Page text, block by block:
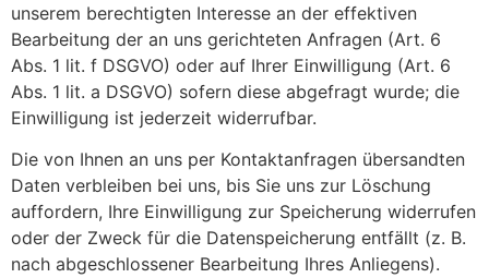
unserem berechtigten Interesse an der effektiven
Bearbeitung der an uns gerichteten Anfragen (Art. 6
Abs. 1 lit. f DSGVO) oder auf Ihrer Einwilligung (Art. 6
Abs. 1 lit. a DSGVO) sofern diese abgefragt wurde; die
Einwilligung ist jederzeit widerrufbar.
Die von Ihnen an uns per Kontaktanfragen übersandten
Daten verbleiben bei uns, bis Sie uns zur Löschung
auffordern, Ihre Einwilligung zur Speicherung widerrufen
oder der Zweck für die Datenspeicherung entfällt (z. B.
nach abgeschlossener Bearbeitung Ihres Anliegens).